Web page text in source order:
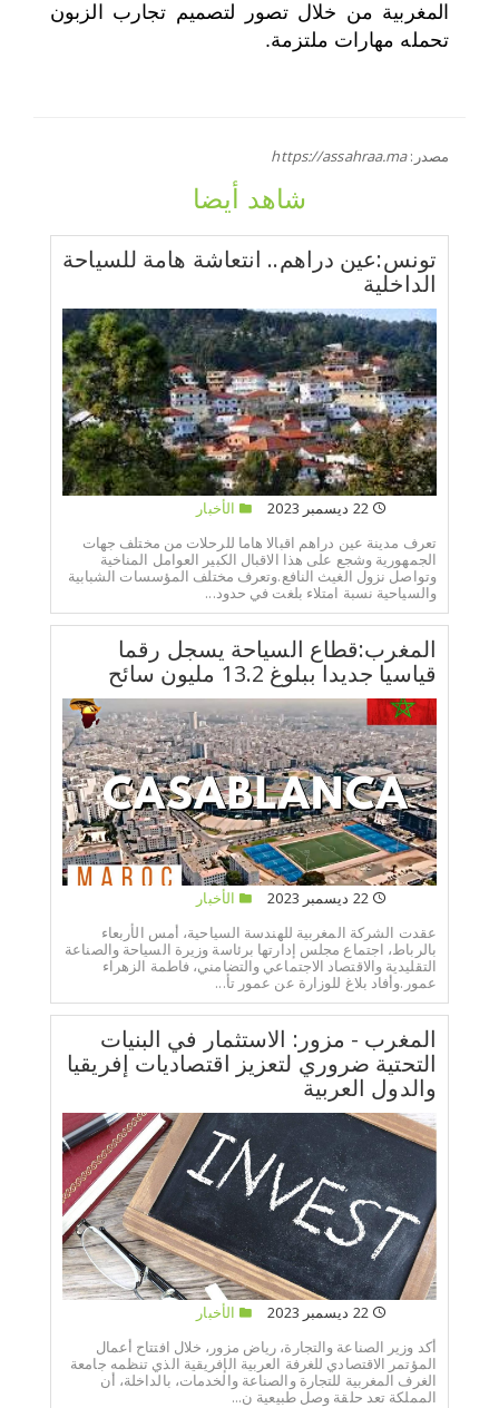
المغربية من خلال تصور لتصميم تجارب الزبون
تحمله مهارات ملتزمة.
مصدر:https://assahraa.ma
شاهد أيضا
تونس:عين دراهم.. انتعاشة هامة للسياحة
الداخلية
22 ديسمبر 2023
الأخبار
تعرف مدينة عين دراهم اقبالا هاما للرحلات من مختلف جهات
الجمهورية وشجع على هذا الاقبال الكبير العوامل المناخية
وتواصل نزول الغيث النافع.وتعرف مختلف المؤسسات الشبابية
والسياحية نسبة امتلاء بلغت في حدود...
المغرب:قطاع السياحة يسجل رقما
قياسيا جديدا ببلوغ 13.2 مليون سائح
22 ديسمبر 2023
الأخبار
عقدت الشركة المغربية للهندسة السياحية، أمس الأربعاء
بالرباط، اجتماع مجلس إدارتها برئاسة وزيرة السياحة والصناعة
التقليدية والاقتصاد الاجتماعي والتضامني، فاطمة الزهراء
عمور.وأفاد بلاغ للوزارة عن عمور تأ...
المغرب - مزور: الاستثمار في البنيات
التحتية ضروري لتعزيز اقتصاديات إفريقيا
والدول العربية
22 ديسمبر 2023
الأخبار
أكد وزير الصناعة والتجارة، رياض مزور، خلال افتتاح أعمال
المؤتمر الاقتصادي للغرفة العربية الإفريقية الذي تنظمه جامعة
الغرف المغربية للتجارة والصناعة والخدمات، بالداخلة، أن
المملكة تعد حلقة وصل طبيعية ن...